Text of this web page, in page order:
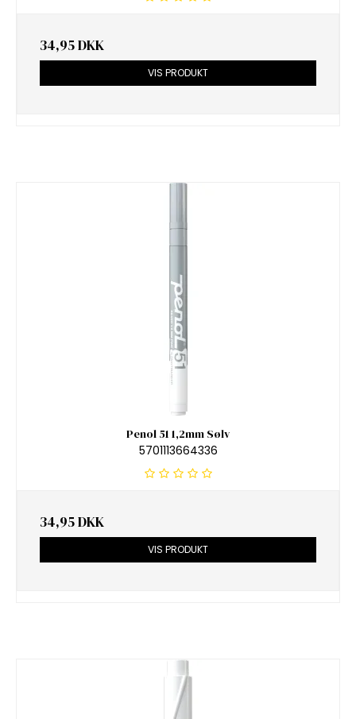
34,95 DKK
VIS PRODUKT
Penol 51 1,2mm Sølv
5701113664336
34,95 DKK
VIS PRODUKT